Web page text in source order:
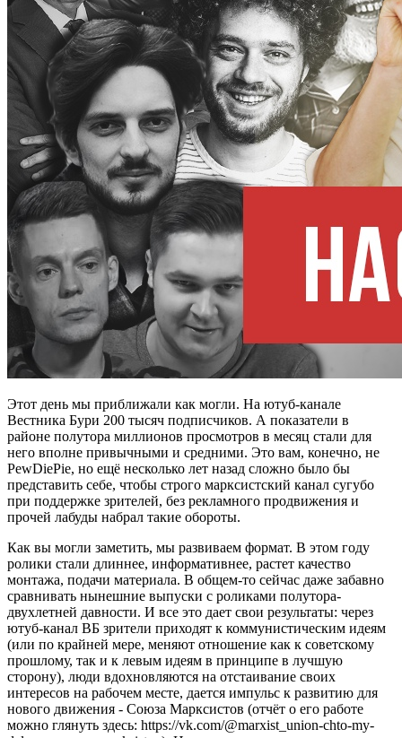
Этот день мы приближали как могли. На ютуб-канале
Вестника Бури 200 тысяч подписчиков. А показатели в
районе полутора миллионов просмотров в месяц стали для
него вполне привычными и средними. Это вам, конечно, не
PewDiePie, но ещё несколько лет назад сложно было бы
представить себе, чтобы строго марксистский канал сугубо
при поддержке зрителей, без рекламного продвижения и
прочей лабуды набрал такие обороты.
Как вы могли заметить, мы развиваем формат. В этом году
ролики стали длиннее, информативнее, растет качество
монтажа, подачи материала. В общем-то сейчас даже забавно
сравнивать нынешние выпуски с роликами полутора-
двухлетней давности. И все это дает свои результаты: через
ютуб-канал ВБ зрители приходят к коммунистическим идеям
(или по крайней мере, меняют отношение как к советскому
прошлому, так и к левым идеям в принципе в лучшую
сторону), люди вдохновляются на отстаивание своих
интересов на рабочем месте, дается импульс к развитию для
нового движения - Союза Марксистов (отчëт о его работе
можно глянуть здесь: https://vk.com/@marxist_union-chto-my-